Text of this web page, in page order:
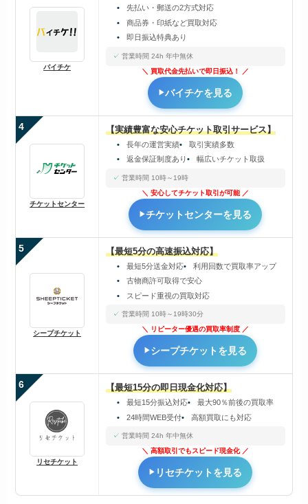
バイチケ
先払い・郵送の2方式対応
商品券・印紙など買取対応
即日振込特典あり
営業時間 24h 年中無休
買取代金先払いで即日振込！
バイチケを見る
4
チケットセンター
【実績豊富な安心チケット取引サービス】
長年の運営実績
取引実績多数
返金保証制度あり
幅広いチケット取扱
営業時間 10時～19時
安心してチケット取引が可能
チケットセンターを見る
5
シープチケット
【最短5分の高速振込対応】
最短5分送金対応
利用回数で買取率アップ
古物商許可取得で安心
スピード重視の買取対応
営業時間 10時～19時30分
リピーター優遇の買取率制度
シープチケットを見る
6
リセチケット
【最短15分の即日現金化対応】
最短15分振込対応
最大90％前後の買取率
24時間WEB受付
高額買取にも対応
営業時間 24h 年中無休
高額取引でもスピード現金化
リセチケットを見る